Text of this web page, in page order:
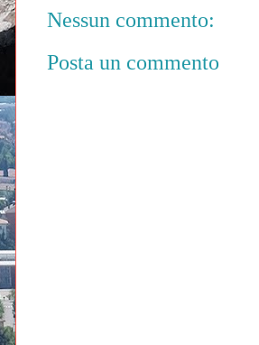
Nessun commento:
Posta un commento